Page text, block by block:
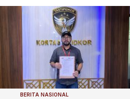
BERITA NASIONAL